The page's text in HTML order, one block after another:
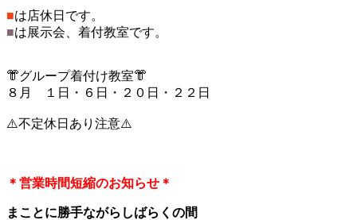
■は店休日です。
■は展示会、着付教室です。
👘グループ着付け教室👘
８月 １日・６日・２０日・２２日
⚠️不定休日あり注意⚠️
＊営業時間短縮のお知らせ＊
まことに勝手ながらしばらくの間